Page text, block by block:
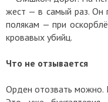
жест — в самый раз. Он
полякам — при
кровавых убийц.
Что не отзывается
Орден отозвать можно.